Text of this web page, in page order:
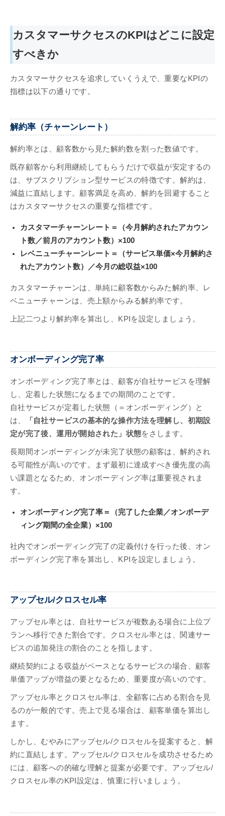
カスタマーサクセスのKPIはどこに設定
すべきか
カスタマーサクセスを追求していくうえで、重要なKPIの
指標は以下の通りです。
解約率（チャーンレート）
解約率とは、顧客数から見た解約数を割った数値です。
既存顧客から利用継続してもらうだけで収益が安定するの
は、サブスクリプション型サービスの特徴です。解約は、
減益に直結します。顧客満足を高め、解約を回避すること
はカスタマーサクセスの重要な指標です。
カスタマーチャーンレート＝（今月解約されたアカウン
ト数／前月のアカウント数）×100
レベニューチャーンレート＝（サービス単価×今月解約さ
れたアカウント数）／今月の総収益×100
カスタマーチャーンは、単純に顧客数からみた解約率、レ
ベニューチャーンは、売上額からみる解約率です。
上記二つより解約率を算出し、KPIを設定しましょう。
オンボーディング完了率
オンボーディング完了率とは、顧客が自社サービスを理解
し、定着した状態になるまでの期間のことです。
自社サービスが定着した状態（＝オンボーディング）と
は、
「自社サービスの基本的な操作方法を理解し、初期設
定が完了後、運用が開始された」状態をさします。
長期間オンボーディングが未完了状態の顧客は、解約され
る可能性が高いのです。まず最初に達成すべき優先度の高
い課題となるため、オンボーディング率は重要視されま
す。
オンボーディング完了率＝（完了した企業／オンボーデ
ィング期間の全企業）×100
社内でオンボーディング完了の定義付けを行った後、オン
ボーディング完了率を算出し、KPIを設定しましょう。
アップセル/クロスセル率
アップセル率とは、自社サービスが複数ある場合に上位プ
ランへ移行できた割合です。クロスセル率とは、関連サー
ビスの追加発注の割合のことを指します。
継続契約による収益がベースとなるサービスの場合、顧客
単価アップが増益の要となるため、重要度が高いのです。
アップセル率とクロスセル率は、全顧客に占める割合を見
るのが一般的です。売上で見る場合は、顧客単価を算出し
ます。
しかし、むやみにアップセル/クロスセルを提案すると、解
約に直結します。アップセル/クロスセルを成功させるため
には、顧客への的確な理解と提案が必要です。アップセル/
クロスセル率のKPI設定は、慎重に行いましょう。